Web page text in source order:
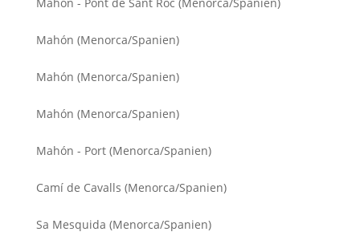
Mahón (Menorca/Spanien)
Mahón (Menorca/Spanien)
Mahón (Menorca/Spanien)
Mahón - Port (Menorca/Spanien)
Camí de Cavalls (Menorca/Spanien)
Sa Mesquida (Menorca/Spanien)